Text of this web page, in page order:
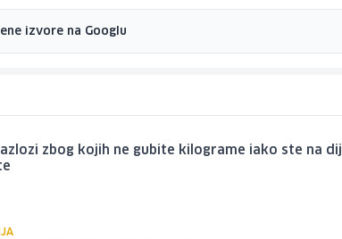
izvore na Googlu
zbog kojih ne gubite kilograme iako ste na